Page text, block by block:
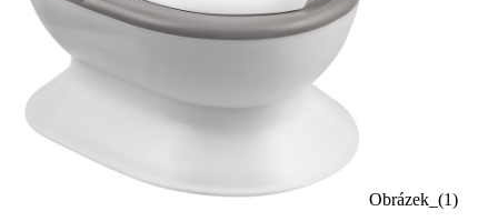
Obrázek_(1)